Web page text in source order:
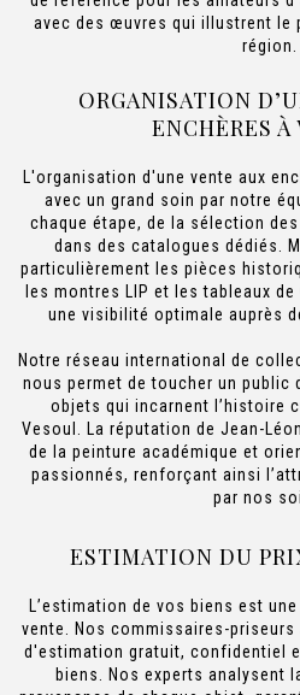
avec des œuvres qui illustrent le
région.
ORGANISATION
ENCHÈRES À
L'organisation d'une vente aux
avec un grand soin par notre
chaque étape, de la sélection
dans des catalogues dédiés.
particulièrement les pièces
les montres LIP et les tableaux
une visibilité optimale auprès
Notre réseau international de
nous permet de toucher un public
objets qui incarnent l’histoire
Vesoul. La réputation de Jean-
de la peinture académique et
passionnés, renforçant ainsi
par nos
ESTIMATION DU
L’estimation de vos biens est
vente. Nos commissaires-
d'estimation gratuit, confidentiel
biens. Nos experts analysent